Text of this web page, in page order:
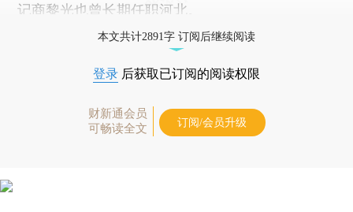
记商黎光也曾长期任职河北。
本文共计2891字 订阅后继续阅读
登录 后获取已订阅的阅读权限
财新通会员
可畅读全文
订阅/会员升级